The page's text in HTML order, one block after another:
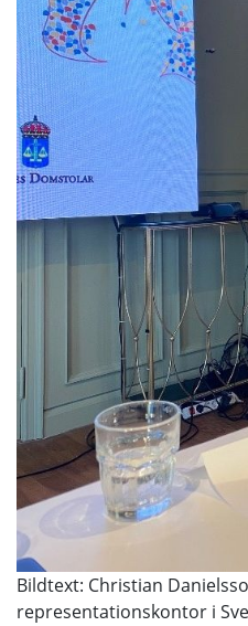
Bildtext: Christian
representationskontor i